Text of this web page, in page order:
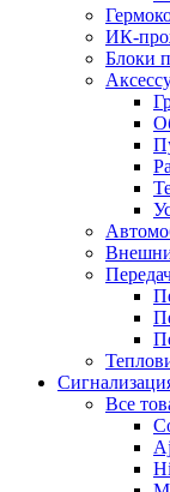
ИК-
Блоки
Все